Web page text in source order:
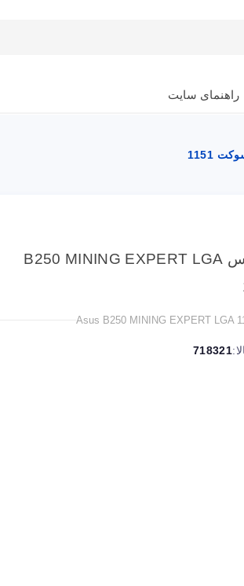
راهنمای سایت
مادربرد ایسوس B250 MINING EXPERT LGA
Asus B250 MINING EXPERT LGA
718321